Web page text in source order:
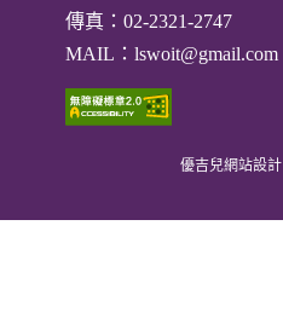
傳真：02-2321-2747
MAIL： lswoit@gmail.com
優吉兒網站設計